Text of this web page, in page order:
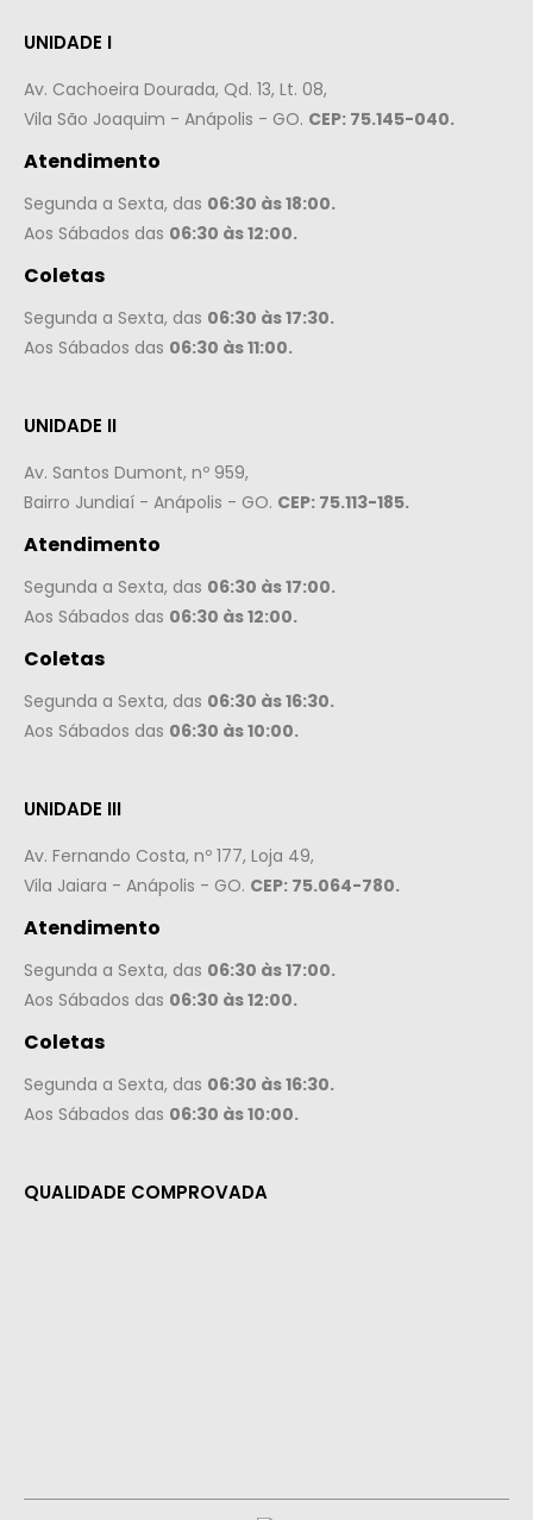
UNIDADE I
Av. Cachoeira Dourada, Qd. 13, Lt. 08,
Vila São Joaquim - Anápolis - GO. CEP: 75.145-040.
Atendimento
Segunda a Sexta, das 06:30 às 18:00.
Aos Sábados das 06:30 às 12:00.
Coletas
Segunda a Sexta, das 06:30 às 17:30.
Aos Sábados das 06:30 às 11:00.
UNIDADE II
Av. Santos Dumont, nº 959,
Bairro Jundiaí - Anápolis - GO. CEP: 75.113-185.
Atendimento
Segunda a Sexta, das 06:30 às 17:00.
Aos Sábados das 06:30 às 12:00.
Coletas
Segunda a Sexta, das 06:30 às 16:30.
Aos Sábados das 06:30 às 10:00.
UNIDADE III
Av. Fernando Costa, nº 177, Loja 49,
Vila Jaiara - Anápolis - GO. CEP: 75.064-780.
Atendimento
Segunda a Sexta, das 06:30 às 17:00.
Aos Sábados das 06:30 às 12:00.
Coletas
Segunda a Sexta, das 06:30 às 16:30.
Aos Sábados das 06:30 às 10:00.
QUALIDADE COMPROVADA